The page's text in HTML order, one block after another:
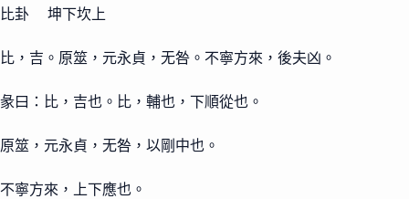
比卦 坤下坎上
比，吉。原筮，元永貞，无咎。不寧方來，後夫凶。
彖曰：比，吉也。比，輔也，下順從也。
原筮，元永貞，无咎，以剛中也。
不寧方來，上下應也。